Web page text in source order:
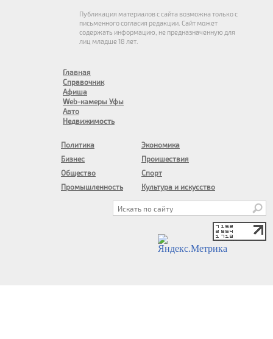
Публикация материалов с сайта возможна только с
письменного согласия редакции. Сайт может
содержать информацию, не предназначенную для
лиц младше 18 лет.
Главная
Справочник
Афиша
Web-камеры Уфы
Авто
Недвижимость
Политика
Бизнес
Общество
Промышленность
Экономика
Проишествия
Спорт
Культура и искусство